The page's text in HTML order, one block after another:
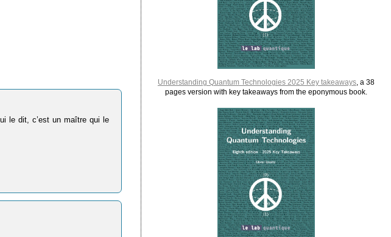
le dit, c’est un maître qui le
Understanding Quantum Technologies 2025 Key takeaways, a 38
pages version with key takeaways from the eponymous book.